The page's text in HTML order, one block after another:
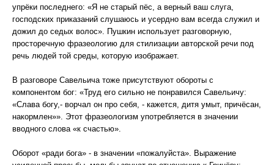
упрёки последнего: «Я не старый пёс, а верный ваш слуга,
господских приказаний слушаюсь и усердно вам всегда служил и
дожил до седых волос». Пушкин использует разговорную,
просторечную фразеологию для стилизации авторской речи под
речь людей той среды, которую изображает.
В разговоре Савельича тоже присутствуют обороты с
компонентом бог: «Труд его сильно не понравился Савельичу:
«Слава богу,- ворчал он про себя, - кажется, дитя умыт, причёсан,
накормлен»». Этот фразеологизм употребляется в значении
вводного слова «к счастью».
Оборот «ради бога» - в значении «пожалуйста». Выражение